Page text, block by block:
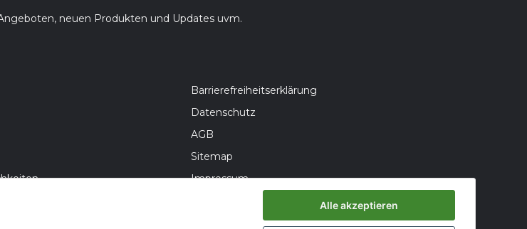
neuen Produkten und Updates uvm.
Barrierefreiheitserklärung
Datenschutz
AGB
Sitemap
Impressum
Widerrufsrecht
Alle akzeptieren